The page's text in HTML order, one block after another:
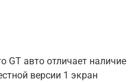
GT авто отличает наличие
версии 1 экран